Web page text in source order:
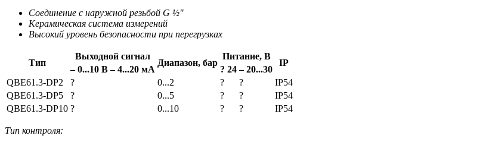
Соединение с наружной резьбой G ½"
Керамическая система измерений
Высокий уровень безопасности при перегрузках
Тип
Выходной сигнал
Диапазон, бар
Питание, В
IP
– 0...10 В – 4...20 мА ? 24 – 20...30
QBE61.3-DP2
? 0...2 ? ?
IP54
QBE61.3-DP5
? 0...5 ? ?
IP54
QBE61.3-DP10 ? 0...10 ? ? IP54
Тип контроля: